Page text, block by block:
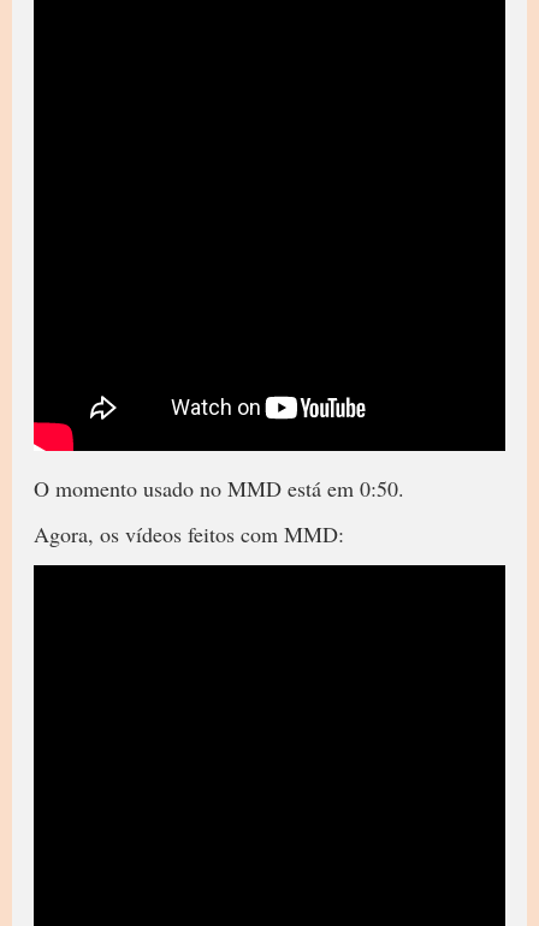
O momento usado no MMD está em 0:50.
Agora, os vídeos feitos com MMD: